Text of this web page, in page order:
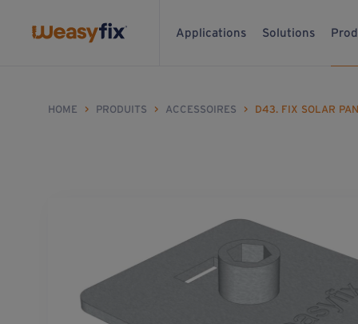
Applications Solutions
HOME > PRODUITS > ACCESSOIRES > D43. FIX SOLAR